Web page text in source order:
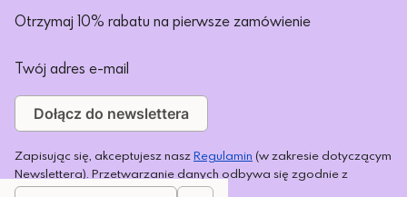
Otrzymaj 10% rabatu na pierwsze zamówienie
Twój adres e-mail
Dołącz do newslettera
Zapisując się, akceptujesz naszRegulamin (w zakresie dotyczącym
Newslettera). Przetwarzanie danych odbywa się zgodnie z
Polityką prywatności.